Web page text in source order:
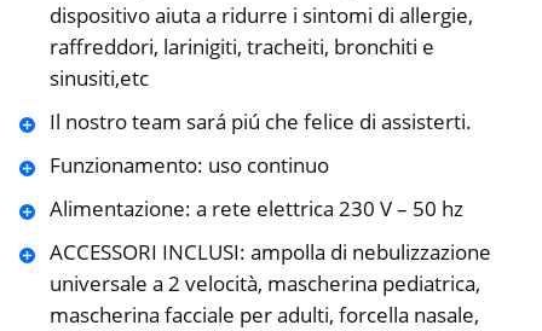
dispositivo aiuta a ridurre i sintomi di allergie,
raffreddori, larinigiti, tracheiti, bronchiti e
sinusiti,etc
Il nostro team sará piú che felice di assisterti.
Funzionamento: uso continuo
Alimentazione: a rete elettrica 230 V – 50 hz
ACCESSORI INCLUSI: ampolla di nebulizzazione
universale a 2 velocità, mascherina pediatrica,
mascherina facciale per adulti, forcella nasale,